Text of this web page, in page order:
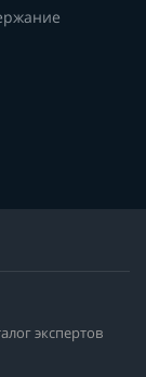
экспертов